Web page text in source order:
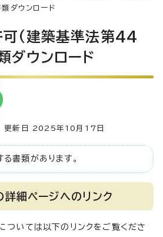
ダウンロード
可(建築基準法第44
ダウンロード
新日 2025年10月17日
書類があります。
細ページへのリンク
ついては以下のリンクをご覧くださ